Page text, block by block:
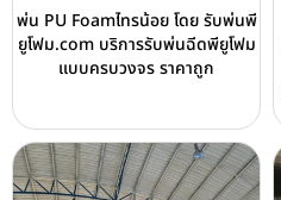
พ่น PU Foamไทรน้อย โดย รับพ่นพี
ยูโฟม.com บริการรับพ่นฉีดพียูโฟม
แบบครบวงจร ราคาถูก